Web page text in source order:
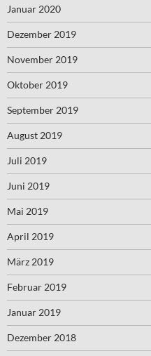
Januar 2020
Dezember 2019
November 2019
Oktober 2019
September 2019
August 2019
Juli 2019
Juni 2019
Mai 2019
April 2019
März 2019
Februar 2019
Januar 2019
Dezember 2018